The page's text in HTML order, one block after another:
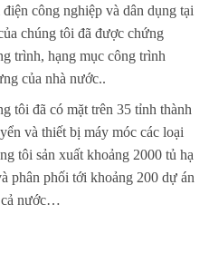
công nghiệp và dân dụng tại
chúng tôi đã được chứng
trình, hạng mục công trình
của nhà nước..
tôi đã có mặt trên 35 tỉnh thành
và thiết bị máy móc các loại
tôi sản xuất khoảng 2000 tủ hạ
phân phối tới khoảng 200 dự án
cả nước…